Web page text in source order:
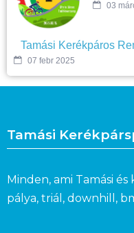
03
Tamási Kerékpáros
07 febr 2025
Tamási
Minden, ami Tamási
pálya, triál, downhill,